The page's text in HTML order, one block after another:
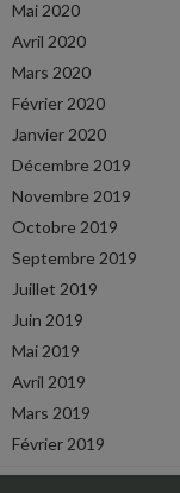
Mai 2020
Avril 2020
Mars 2020
Février 2020
Janvier 2020
Décembre 2019
Novembre 2019
Octobre 2019
Septembre 2019
Juillet 2019
Juin 2019
Mai 2019
Avril 2019
Mars 2019
Février 2019